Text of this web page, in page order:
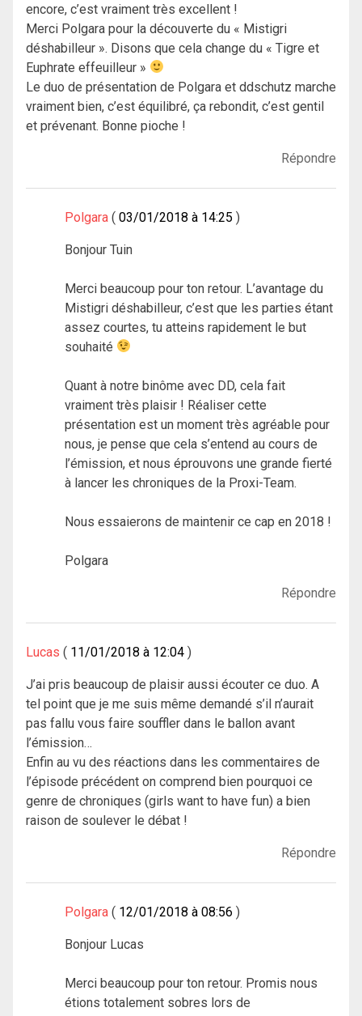
encore, c’est vraiment très excellent !
Merci Polgara pour la découverte du « Mistigri
déshabilleur ». Disons que cela change du « Tigre et
Euphrate effeuilleur »
Le duo de présentation de Polgara et ddschutz marche
vraiment bien, c’est équilibré, ça rebondit, c’est gentil
et prévenant. Bonne pioche !
Répondre
Polgara 03/01/2018 à 14:25
Bonjour Tuin
Merci beaucoup pour ton retour. L’avantage du
Mistigri déshabilleur, c’est que les parties étant
assez courtes, tu atteins rapidement le but
souhaité
Quant à notre binôme avec DD, cela fait
vraiment très plaisir ! Réaliser cette
présentation est un moment très agréable pour
nous, je pense que cela s’entend au cours de
l’émission, et nous éprouvons une grande fierté
à lancer les chroniques de la Proxi-Team.
Nous essaierons de maintenir ce cap en 2018 !
Polgara
Répondre
Lucas 11/01/2018 à 12:04
J’ai pris beaucoup de plaisir aussi écouter ce duo. A
tel point que je me suis même demandé s’il n’aurait
pas fallu vous faire souffler dans le ballon avant
l’émission…
Enfin au vu des réactions dans les commentaires de
l’épisode précédent on comprend bien pourquoi ce
genre de chroniques (girls want to have fun) a bien
raison de soulever le débat !
Répondre
Polgara 12/01/2018 à 08:56
Bonjour Lucas
Merci beaucoup pour ton retour. Promis nous
étions totalement sobres lors de